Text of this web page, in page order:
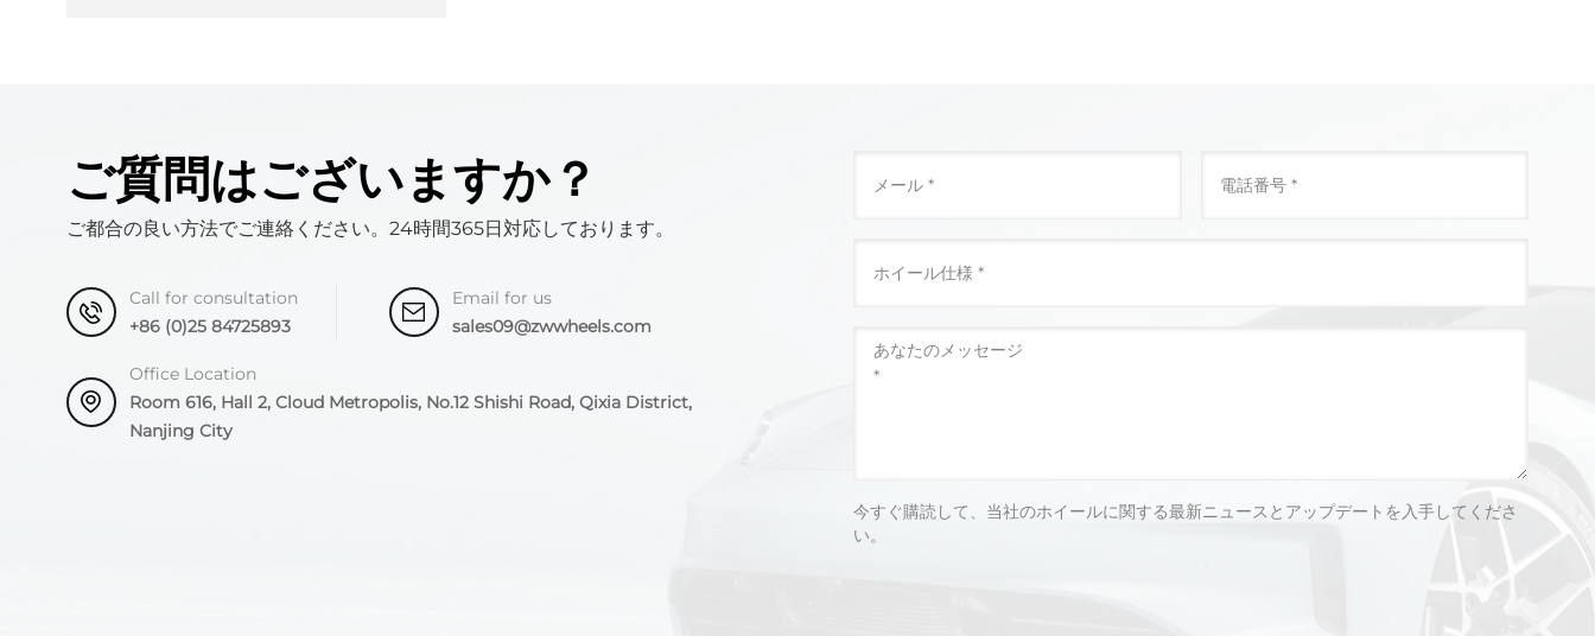
ご質問はございますか？
ご都合の良い方法でご連絡ください。24時間365日対応しております。
Call for consultation
+86 (0)25 84725893
Email for us
sales09@zwwheels.com
Office Location
Room 616, Hall 2, Cloud Metropolis, No.12 Shishi Road, Qixia District,
Nanjing City
今すぐ購読して、当社のホイールに関する最新ニュースとアップデートを入手してくださ
い。